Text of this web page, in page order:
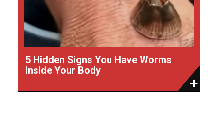
5 Hidden Signs You Have Worms
Inside Your Body